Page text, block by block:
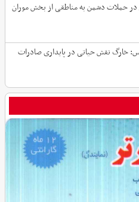
در حملات دشمن به مناطقی از بخش موران
خارگ نقش حیاتی در پایداری صادرات